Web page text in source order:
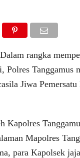
rangka
Polres Tanggamus
Jiwa
Kapolres
Mapolres
para Kapolsek